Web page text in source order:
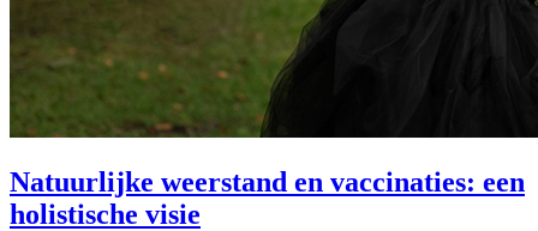
Natuurlijke weerstand en vaccinaties: een
holistische visie